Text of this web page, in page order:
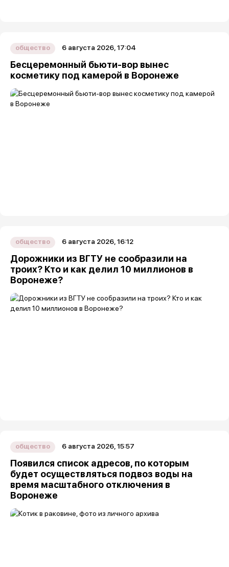
общество 6 августа 2026, 17:04
Бесцеремонный бьюти-вор вынес
косметику под камерой в Воронеже
общество 6 августа 2026, 16:12
Дорожники из ВГТУ не сообразили на
троих? Кто и как делил 10 миллионов в
Воронеже?
общество 6 августа 2026, 15:57
Появился список адресов, по которым
будет осуществляться подвоз воды на
время масштабного отключения в
Воронеже